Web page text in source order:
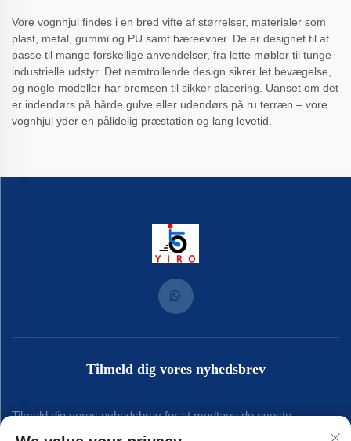
Vore vognhjul findes i en bred vifte af størrelser, materialer som
plast, metal, gummi og PU samt bæreevner. De er designet til at
passe til mange forskellige anvendelser, fra lette møbler til tunge
industrielle udstyr. Det nemtrollende design sikrer let bevægelse,
og nogle modeller har bremsen til sikker placering. Uanset om det
er indendørs på hårde gulve eller udendørs på ru terræn – vore
vognhjul yder en pålidelig præstation og lang levetid.
Tilmeld dig vores nyhedsbrev
Tilmeld dig vores nyhedsbrev for at modtage de nyeste